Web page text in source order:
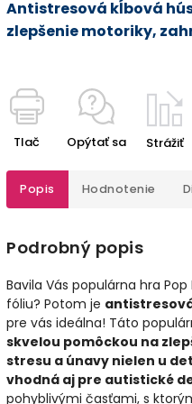
Antistresová kĺbová
zlepšenie motoriky,
Tlač Opýtať sa Strážiť
Popis Hodnotenie
Podrobný popis
Bavila Vás populárna hra
fóliu? Potom je
pre vás ideálna! Táto
skvelou pomôckou na
stresu a únavy nielen u
vhodná aj pre autistické
pohyblivými časťami, s